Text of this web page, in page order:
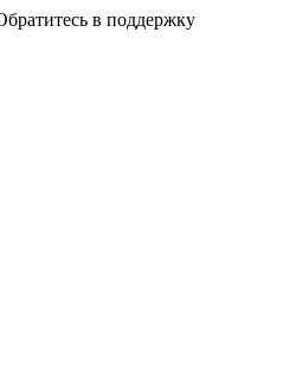
в поддержку